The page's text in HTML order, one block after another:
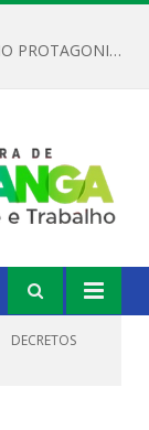
REGULAMENTO OFICIAL DO PRÊMIO ALUNO PROTAGONISTA – EDIÇÃO 2026
DECRETOS